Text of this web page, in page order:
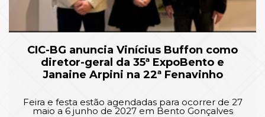
CIC-BG anuncia Vinícius Buffon como
diretor-geral da 35ª ExpoBento e
Janaine Arpini na 22ª Fenavinho
Feira e festa estão agendadas para ocorrer de 27
maio a 6 junho de 2027 em Bento Gonçalves